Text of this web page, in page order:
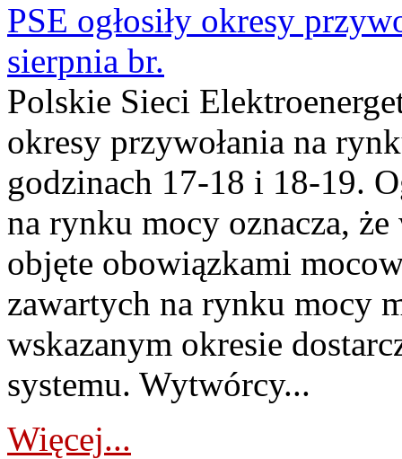
PSE ogłosiły okresy
sierpnia br.
Polskie Sieci
okresy przywołania na
godzinach 17-18 i 18-19.
na rynku mocy oznacza,
objęte obowiązkami
zawartych na rynku mocy
wskazanym okresie
systemu. Wytwórcy...
Więcej...